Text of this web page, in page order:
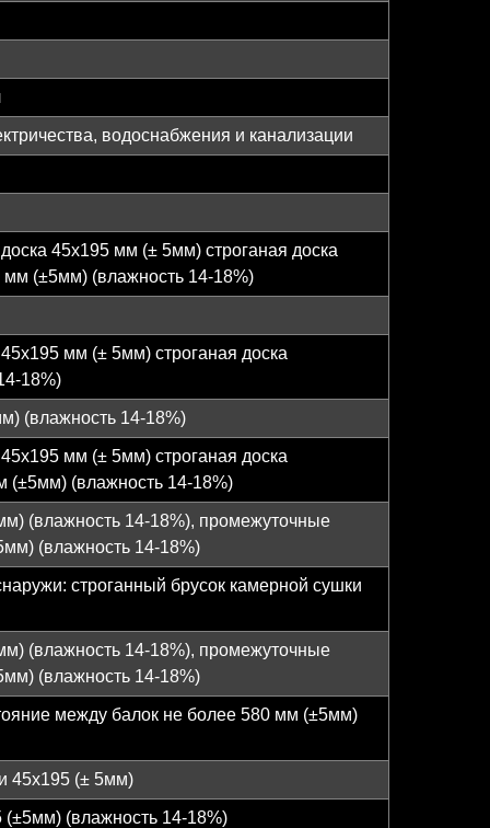
водоснабжения и канализации
45х195 мм (± 5мм) строганая доска
(±5мм) (влажность 14-18%)
мм (± 5мм) строганая доска
18%)
(влажность 14-18%)
мм (± 5мм) строганая доска
(±5мм) (влажность 14-18%)
(влажность 14-18%), промежуточные
(влажность 14-18%)
строганный брусок камерной сушки
(влажность 14-18%), промежуточные
(влажность 14-18%)
между балок не более 580 мм (±5мм)
45х195 (± 5мм)
(±5мм) (влажность 14-18%)